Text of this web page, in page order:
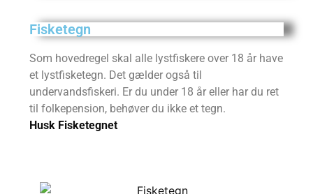
Fisketegn
Som hovedregel skal alle lystfiskere over 18 år have
et lystfisketegn. Det gælder også til
undervandsfiskeri. Er du under 18 år eller har du ret
til folkepension, behøver du ikke et tegn.
Husk Fisketegnet